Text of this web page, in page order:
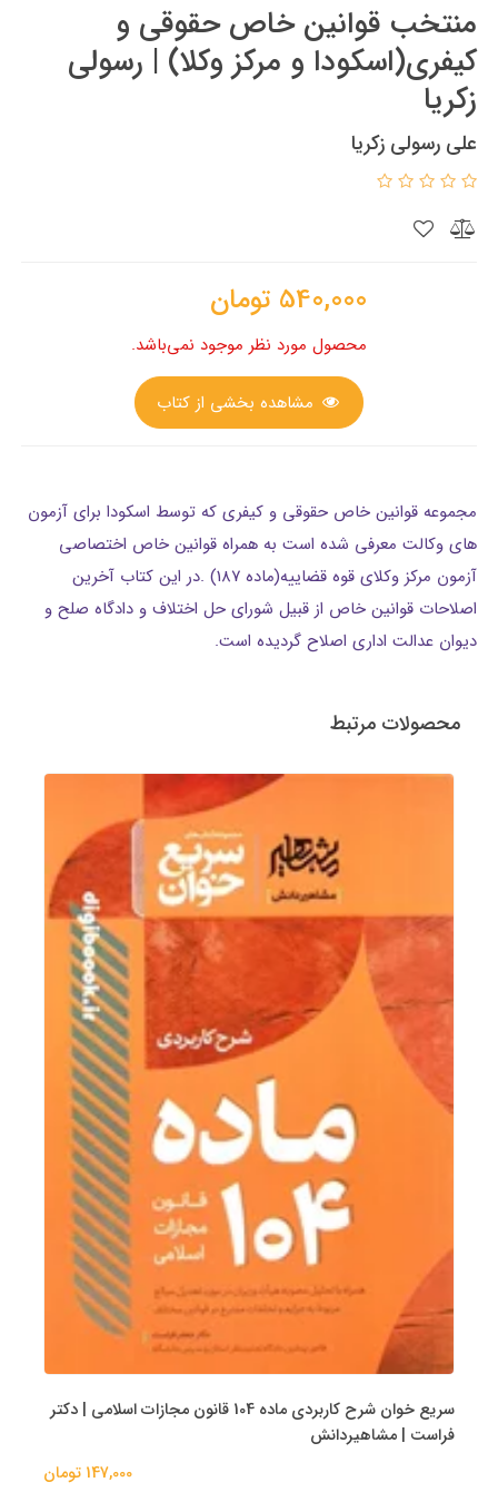
منتخب قوانین خاص حقوقی و
کیفری(اسکودا و مرکز وکلا) | رسولی
زکریا
علی رسولی زکریا
540,000 تومان
محصول مورد نظر موجود نمی‌باشد.
مشاهده بخشی از کتاب
مجموعه قوانین خاص حقوقی و کیفری که توسط اسکودا برای آزمون
های وکالت معرفی شده است به همراه قوانین خاص اختصاصی
آزمون مرکز وکلای قوه قضاییه(ماده 187) .در این کتاب آخرین
اصلاحات قوانین خاص از قبیل شورای حل اختلاف و دادگاه صلح و
دیوان عدالت اداری اصلاح گردیده است.
محصولات مرتبط
سریع خوان شرح کاربردی ماده 104 قانون مجازات اسلامی | دکتر
فراست | مشاهیردانش
147,000 تومان